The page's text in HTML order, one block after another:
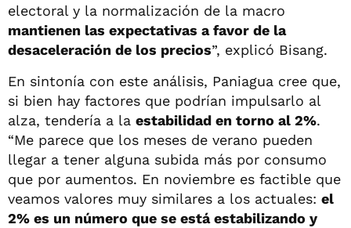
electoral y la normalización de la macro
mantienen las expectativas a favor de la
desaceleración de los precios”, explicó Bisang.
En sintonía con este análisis, Paniagua cree que,
si bien hay factores que podrían impulsarlo al
alza, tendería a la estabilidad en torno al 2%.
“Me parece que los meses de verano pueden
llegar a tener alguna subida más por consumo
que por aumentos. En noviembre es factible que
veamos valores muy similares a los actuales: el
2% es un número que se está estabilizando y